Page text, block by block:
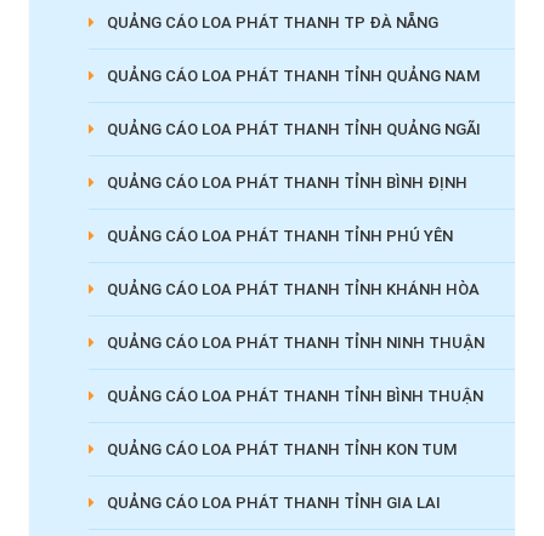
QUẢNG CÁO LOA PHÁT THANH TP ĐÀ NẴNG
QUẢNG CÁO LOA PHÁT THANH TỈNH QUẢNG NAM
QUẢNG CÁO LOA PHÁT THANH TỈNH QUẢNG NGÃI
QUẢNG CÁO LOA PHÁT THANH TỈNH BÌNH ĐỊNH
QUẢNG CÁO LOA PHÁT THANH TỈNH PHÚ YÊN
QUẢNG CÁO LOA PHÁT THANH TỈNH KHÁNH HÒA
QUẢNG CÁO LOA PHÁT THANH TỈNH NINH THUẬN
QUẢNG CÁO LOA PHÁT THANH TỈNH BÌNH THUẬN
QUẢNG CÁO LOA PHÁT THANH TỈNH KON TUM
QUẢNG CÁO LOA PHÁT THANH TỈNH GIA LAI